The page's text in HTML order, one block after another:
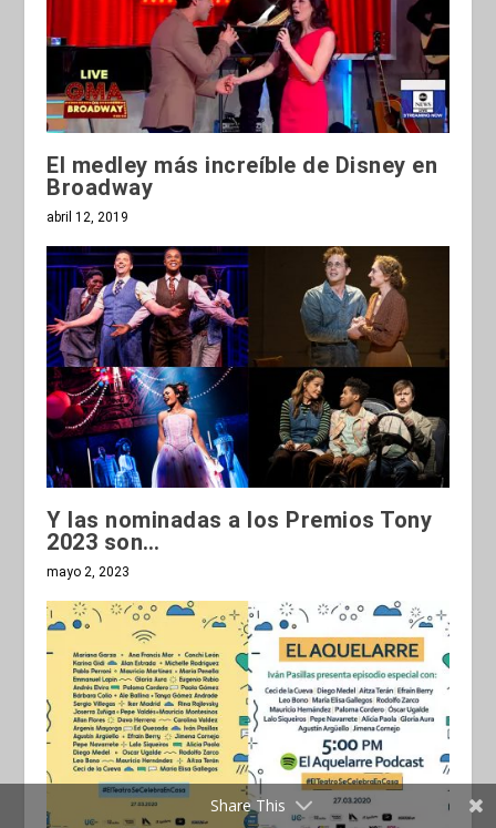
El medley más increíble de Disney en
Broadway
abril 12, 2019
Y las nominadas a los Premios Tony
2023 son…
mayo 2, 2023
Share This